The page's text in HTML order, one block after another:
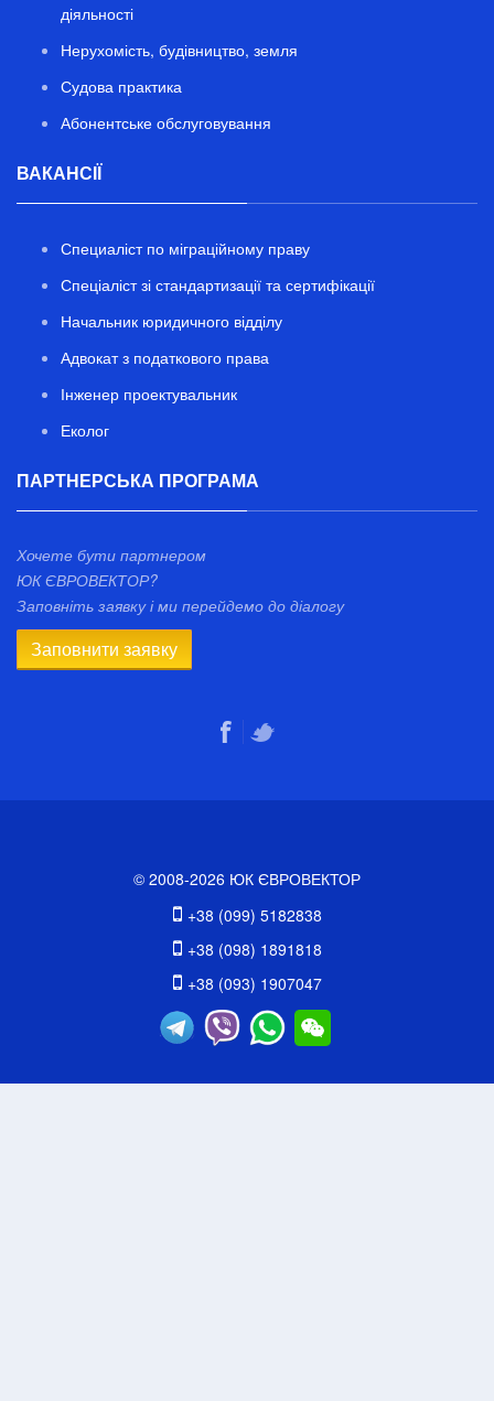
діяльності
Нерухомість, будівництво, земля
Судова практика
Абонентське обслуговування
ВАКАНСІЇ
Специаліст по міграційному праву
Спеціаліст зі стандартизації та сертифікації
Начальник юридичного відділу
Адвокат з податкового права
Інженер проектувальник
Еколог
ПАРТНЕРСЬКА ПРОГРАМА
Хочете бути партнером
ЮК ЄВРОВЕКТОР?
Заповніть заявку і ми перейдемо до діалогу
Заповнити заявку
© 2008-2026 ЮК ЄВРОВЕКТОР
+38 (099) 5182838
+38 (098) 1891818
+38 (093) 1907047